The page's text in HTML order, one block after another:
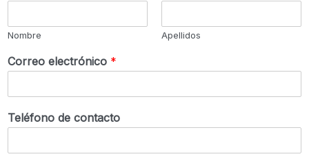
Nombre Apellidos
Correo electrónico *
Teléfono de contacto